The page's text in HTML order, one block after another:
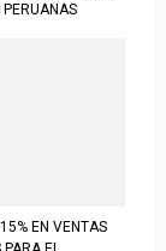
PERUANAS
EN VENTAS